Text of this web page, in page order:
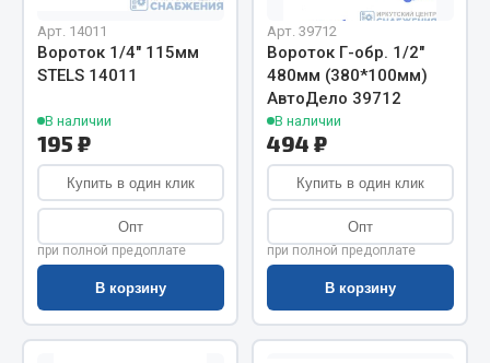
Цепи подъёмные
Весь раздел
Кольца уплотнительные
Лента конвейерная
Арт. 14011
Вороток 1/4" 115мм
STELS 14011
В наличии
195 ₽
Купить в один клик
Опт
при полной предоплате
В корзину
Арт. 39712
Вороток Г-обр. 1/2"
480мм (380*100мм)
АвтоДело 39712
В наличии
494 ₽
Купить в один клик
Опт
при полной предоплате
В корзину